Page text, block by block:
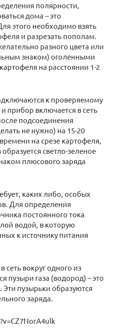
полярности,
дома – это
этого необходимо взять
и разрезать пополам.
разного цвета или
знаком) оголенными
на расстоянии 1-2
к проверяемому
прибор включается в сеть
подсоединения
не нужно) на 15-20
на срезе картофеля,
светло-зеленое
плюсового заряда
каких либо, особых
Для определения
постоянного тока
водой, в которую
к источнику питания
вокруг одного из
пузыри газа (водород) – это
пузырьки образуются
заряда.